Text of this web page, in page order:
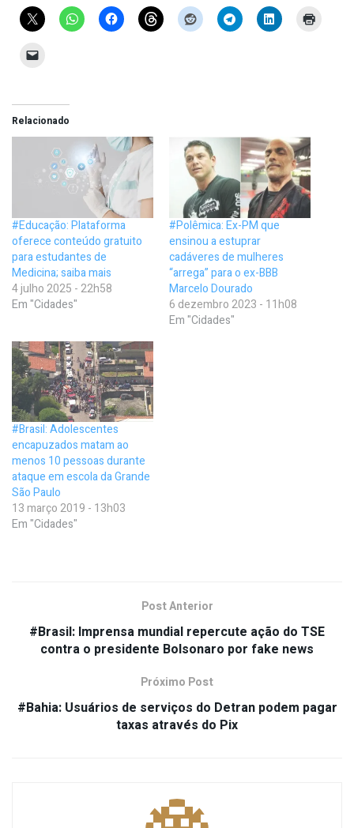
Relacionado
#Educação: Plataforma
oferece conteúdo gratuito
para estudantes de
Medicina; saiba mais
4 julho 2025 - 22h58
Em "Cidades"
#Polêmica: Ex-PM que
ensinou a estuprar
cadáveres de mulheres
“arrega” para o ex-BBB
Marcelo Dourado
6 dezembro 2023 - 11h08
Em "Cidades"
#Brasil: Adolescentes
encapuzados matam ao
menos 10 pessoas durante
ataque em escola da Grande
São Paulo
13 março 2019 - 13h03
Em "Cidades"
Post Anterior
#Brasil: Imprensa mundial repercute ação do TSE
contra o presidente Bolsonaro por fake news
Próximo Post
#Bahia: Usuários de serviços do Detran podem pagar
taxas através do Pix